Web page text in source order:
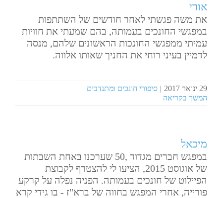
אורי
את​ ​משה​ ​פגשתי​ ​לאחר​ ​חודשים​ ​של​ ​השתתפות​ ​
במפגשי​ ​החונכים​ ​בעמותה,​ ​בהם​ ​שמעתי​ ​את​ ​חוויות​ ​
עמיתי ממפגשי​ ​החונכות​ ​הראשונים​ ​שלהם,​ ​מנסה​ ​
לדמיין​ ​בעיני​ ​רוחי​ ​את​ ​החניך​ ​שאותו​ ​אלווה.​
29 ינואר 2017 | סיפורי חונכים ומתנדבים
המשך בקריאה
מיכאל
במפגש חברים מגדוד ,50 שערכנו באחת השבתות
של אוגוסט 2015, הציעו לי להצטרף לקבוצת
הפיילוט של חונכים בעמותה. הפניה נפלה על קרקע
פורייה, אחרי המפגש בחווה של ברא"ז - בו גידי קרא